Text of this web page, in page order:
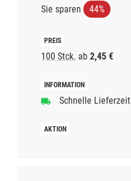
Sie sparen 44%
100 Stck. ab 2,45 €
Schnelle Lieferzeit